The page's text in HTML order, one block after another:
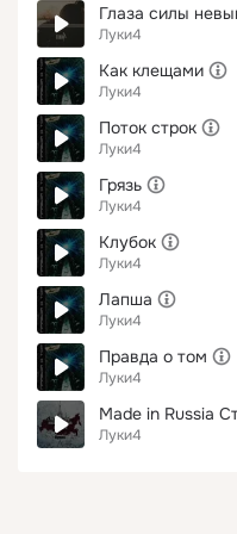
Глаза силы
Луки4
Как клещами
Луки4
Поток строк
Луки4
Грязь
Луки4
Клубок
Луки4
Лапша
Луки4
Правда о том
Луки4
Made in Russia
Луки4